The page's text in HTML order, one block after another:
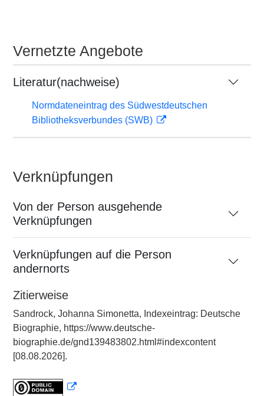
Vernetzte Angebote
Literatur(nachweise)
Normdateneintrag des Südwestdeutschen
Bibliotheksverbundes (SWB)
Verknüpfungen
Von der Person ausgehende
Verknüpfungen
Verknüpfungen auf die Person
andernorts
Zitierweise
Sandrock, Johanna Simonetta, Indexeintrag: Deutsche
Biographie, https://www.deutsche-
biographie.de/gnd139483802.html#indexcontent
[08.08.2026].